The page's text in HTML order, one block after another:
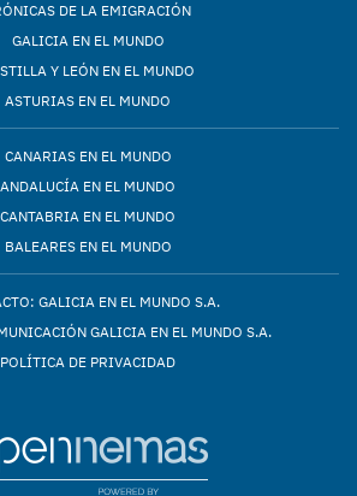
DE LA EMIGRACIÓN
GALICIA EN EL MUNDO
Y LEÓN EN EL MUNDO
ASTURIAS EN EL MUNDO
CANARIAS EN EL MUNDO
ANDALUCÍA EN EL MUNDO
CANTABRIA EN EL MUNDO
BALEARES EN EL MUNDO
GALICIA EN EL MUNDO S.A.
GALICIA EN EL MUNDO S.A.
POLÍTICA DE PRIVACIDAD